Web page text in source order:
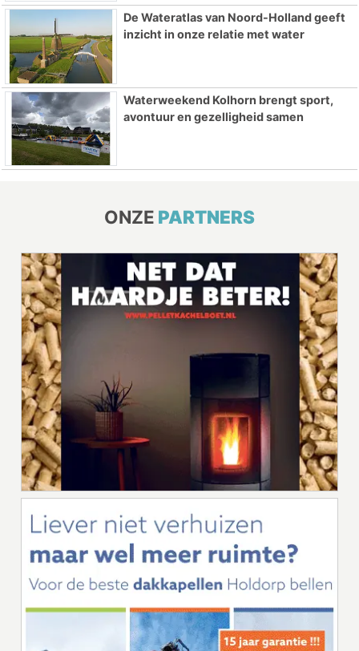
De Wateratlas van Noord-Holland geeft
inzicht in onze relatie met water
Waterweekend Kolhorn brengt sport,
avontuur en gezelligheid samen
ONZE PARTNERS